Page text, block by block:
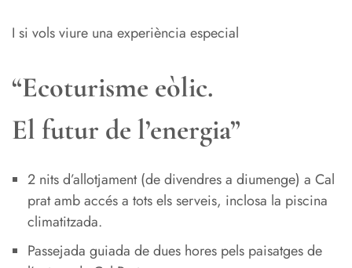
I si vols viure una experiència especial
“Ecoturisme eòlic.
El futur de l’energia”
2 nits d’allotjament (de divendres a diumenge) a Cal
prat amb accés a tots els serveis, inclosa la piscina
climatitzada.
Passejada guiada de dues hores pels paisatges de